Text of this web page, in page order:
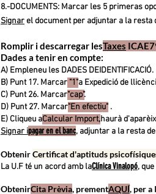
8.-DOCUMENTS: Marcar les 5 primeras
Signarel document per adjuntar a la resta
Romplir i descarregar lesTaxes
Dades a tenir en compte:
A) Empleneu les DADES DEIDENTIFICACIÓ.
B) Punt 17. Marcar "1"a Expedició de
C) Punt 26. Marcar"cap".
D) Punt 27. Marcar"En efectiu" .
E) Cliqueu aCalcular Import,haurà
Signar ipagar en el banc, adjuntar a la resta
ObtenirCertificat d'aptituds
La U.F té un acord amb laClínica Vinalopó,
ObtenirCita Prèvia, prementAQUÍ, per a